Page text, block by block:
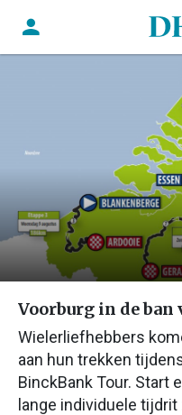
Voorburg in de
Wielerliefhebbers
aan hun trekken
BinckBank Tour. Start
lange individuele